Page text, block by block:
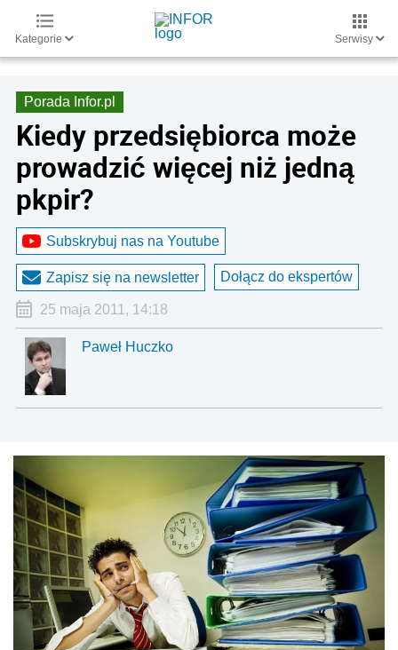
Kategorie Serwisy
Porada Infor.pl
Kiedy przedsiębiorca może
prowadzić więcej niż jedną
pkpir?
Subskrybuj nas na Youtube
Zapisz się na newsletter Dołącz do ekspertów
25 maja 2011, 14:18
Paweł Huczko